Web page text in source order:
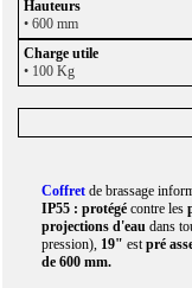
• 600 mm
• 100 Kg
Coffret de brassage
IP55 : protégé contre les
projections d'eaudans
pression), 19" estpré
de 600 mm.